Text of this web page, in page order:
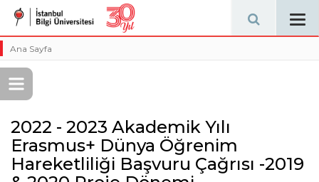
Ana Sayfa
2022 - 2023 Akademik Yılı
Erasmus+ Dünya Öğrenim
Hareketliliği Başvuru Çağrısı -2019